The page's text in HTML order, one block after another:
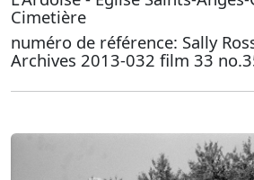
Cimetière
numéro de référence: Sally
Archives 2013-032 film 33